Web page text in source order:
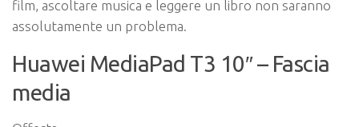
film, ascoltare musica e leggere un libro non saranno
assolutamente un problema.
Huawei MediaPad T3 10″ – Fascia
media